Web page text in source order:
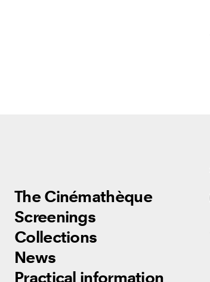
The Cinémathèque
Screenings
Collections
News
Practical information
The Cinémathèque
Screenings
Collections
News
Practical information